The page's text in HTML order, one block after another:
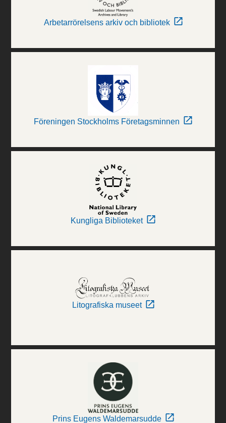
Arbetarrörelsens arkiv och bibliotek
Föreningen Stockholms Företagsminnen
Kungliga Biblioteket
Litografiska museet
Prins Eugens Waldemarsudde